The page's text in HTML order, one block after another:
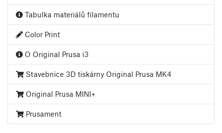
Tabulka materiálů filamentu
Color Print
O Original Prusa i3
Stavebnice 3D tiskárny Original Prusa MK4
Original Prusa MINI+
Prusament